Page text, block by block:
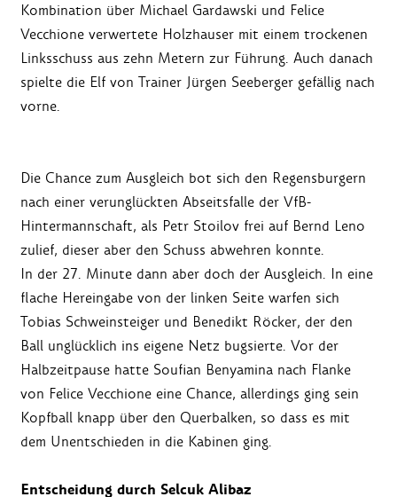
Kombination über Michael Gardawski und Felice
Vecchione verwertete Holzhauser mit einem trockenen
Linksschuss aus zehn Metern zur Führung. Auch danach
spielte die Elf von Trainer Jürgen Seeberger gefällig nach
vorne.
Die Chance zum Ausgleich bot sich den Regensburgern
nach einer verunglückten Abseitsfalle der VfB-
Hintermannschaft, als Petr Stoilov frei auf Bernd Leno
zulief, dieser aber den Schuss abwehren konnte.
In der 27. Minute dann aber doch der Ausgleich. In eine
flache Hereingabe von der linken Seite warfen sich
Tobias Schweinsteiger und Benedikt Röcker, der den
Ball unglücklich ins eigene Netz bugsierte. Vor der
Halbzeitpause hatte Soufian Benyamina nach Flanke
von Felice Vecchione eine Chance, allerdings ging sein
Kopfball knapp über den Querbalken, so dass es mit
dem Unentschieden in die Kabinen ging.
Entscheidung durch Selcuk Alibaz